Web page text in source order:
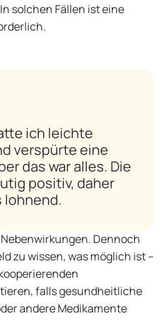
solchen Fällen ist eine
ich leichte
verspürte eine
das war alles. Die
positiv, daher
lohnend.
Dennoch
zu wissen, was möglich ist –
falls gesundheitliche
andere Medikamente